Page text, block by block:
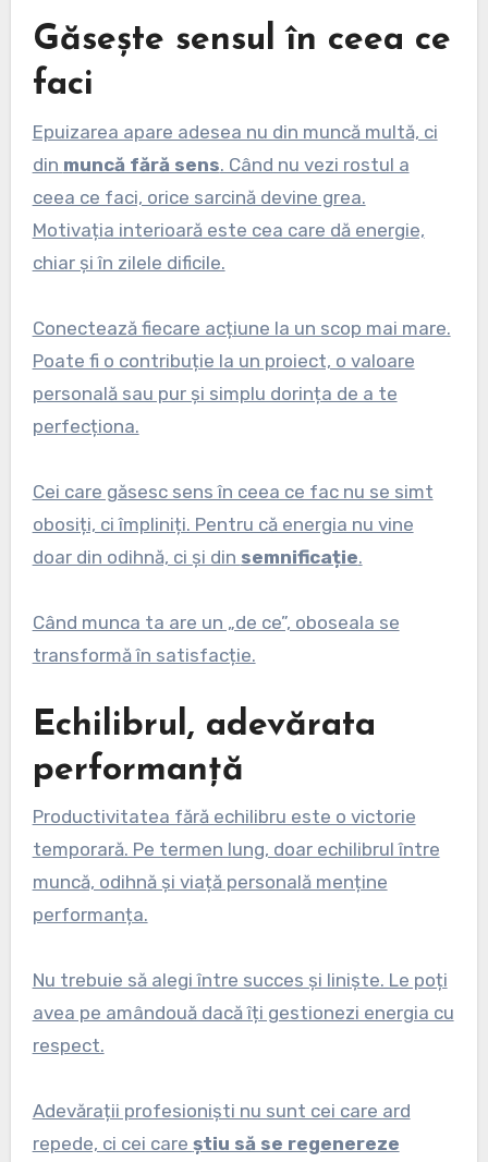
Găsește sensul în ceea ce
faci
Epuizarea apare adesea nu din muncă multă, ci
din muncă fără sens. Când nu vezi rostul a
ceea ce faci, orice sarcină devine grea.
Motivația interioară este cea care dă energie,
chiar și în zilele dificile.
Conectează fiecare acțiune la un scop mai mare.
Poate fi o contribuție la un proiect, o valoare
personală sau pur și simplu dorința de a te
perfecționa.
Cei care găsesc sens în ceea ce fac nu se simt
obosiți, ci împliniți. Pentru că energia nu vine
doar din odihnă, ci și din semnificație.
Când munca ta are un „de ce”, oboseala se
transformă în satisfacție.
Echilibrul, adevărata
performanță
Productivitatea fără echilibru este o victorie
temporară. Pe termen lung, doar echilibrul între
muncă, odihnă și viață personală menține
performanța.
Nu trebuie să alegi între succes și liniște. Le poți
avea pe amândouă dacă îți gestionezi energia cu
respect.
Adevărații profesioniști nu sunt cei care ard
repede, ci cei care știu să se regenereze